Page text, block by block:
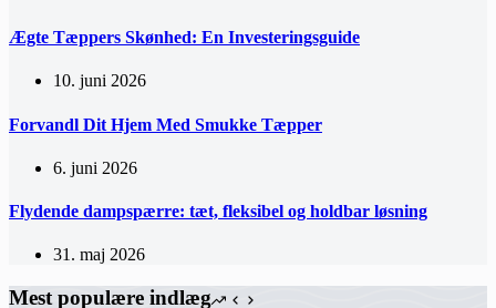
Ægte Tæppers Skønhed: En Investeringsguide
10. juni 2026
Forvandl Dit Hjem Med Smukke Tæpper
6. juni 2026
Flydende dampspærre: tæt, fleksibel og holdbar løsning
31. maj 2026
Mest populære indlæg